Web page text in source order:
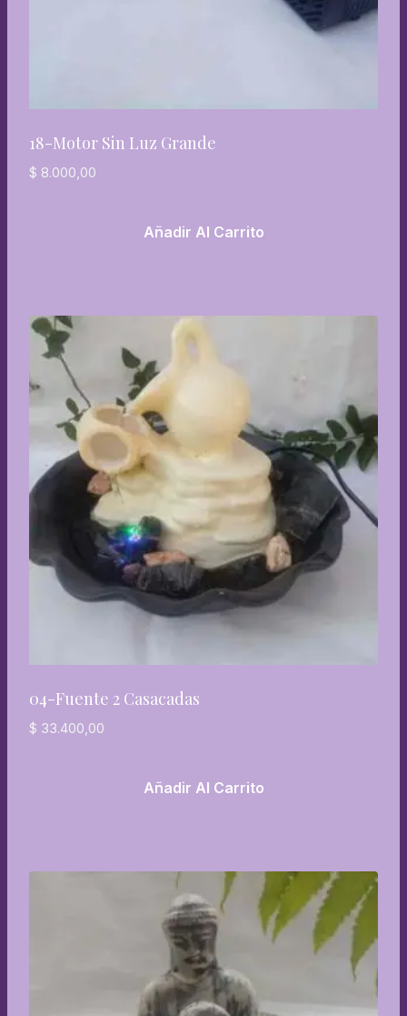
18-Motor Sin Luz Grande
$ 8.000,00
Añadir Al Carrito
04-Fuente 2 Casacadas
$ 33.400,00
Añadir Al Carrito